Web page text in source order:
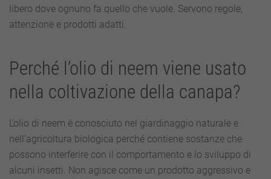
libero dove ognuno fa quello che vuole. Servono regole,
attenzione e prodotti adatti.
Perché l’olio di neem viene usato
nella coltivazione della canapa?
L’olio di neem è conosciuto nel giardinaggio naturale e
nell’agricoltura biologica perché contiene sostanze che
possono interferire con il comportamento e lo sviluppo di
alcuni insetti. Non agisce come un prodotto aggressivo e